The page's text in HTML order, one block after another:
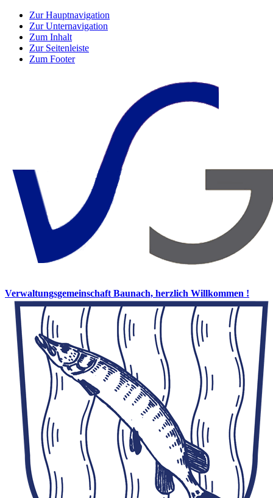
Zur Hauptnavigation
Zur Unternavigation
Zum Inhalt
Zur Seitenleiste
Zum Footer
Verwaltungsgemeinschaft Baunach, herzlich Willkommen !